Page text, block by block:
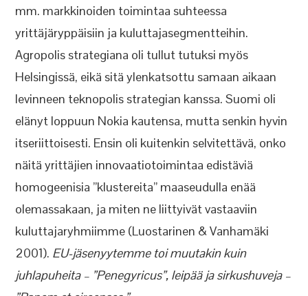
mm. markkinoiden toimintaa suhteessa
yrittäjäryppäisiin ja kuluttajasegmentteihin.
Agropolis strategiana oli tullut tutuksi myös
Helsingissä, eikä sitä ylenkatsottu samaan aikaan
levinneen teknopolis strategian kanssa. Suomi oli
elänyt loppuun Nokia kautensa, mutta senkin hyvin
itseriittoisesti. Ensin oli kuitenkin selvitettävä, onko
näitä yrittäjien innovaatiotoimintaa edistäviä
homogeenisia ”klustereita” maaseudulla enää
olemassakaan, ja miten ne liittyivät vastaaviin
kuluttajaryhmiimme (Luostarinen & Vanhamäki
2001). EU-jäsenyytemme toi muutakin kuin
juhlapuheita – ”Penegyricus”, leipää ja sirkushuveja –